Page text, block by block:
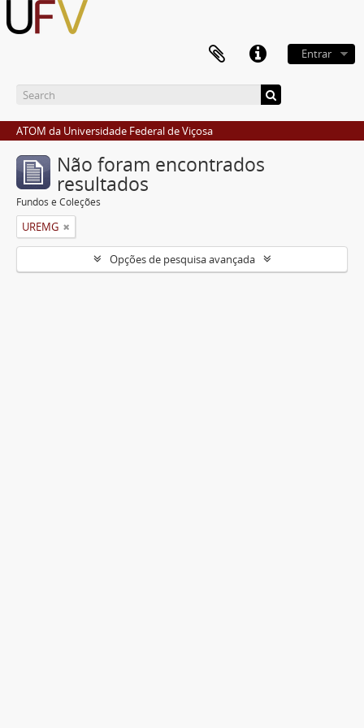
Entrar
ATOM da Universidade Federal de Viçosa
Não foram encontrados
resultados
Fundos e Coleções
UREMG
Opções de pesquisa avançada